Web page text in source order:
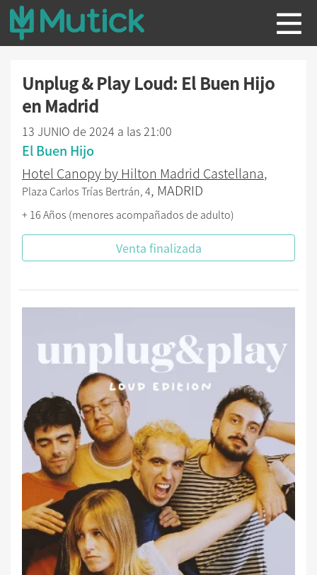
Unplug & Play Loud: El Buen Hijo
en Madrid
13 JUNIO de 2024 a las 21:00
El Buen Hijo
Hotel Canopy by Hilton Madrid Castellana,
Plaza Carlos Trías Bertrán, 4, MADRID
+ 16 Años (menores acompañados de adulto)
Venta finalizada